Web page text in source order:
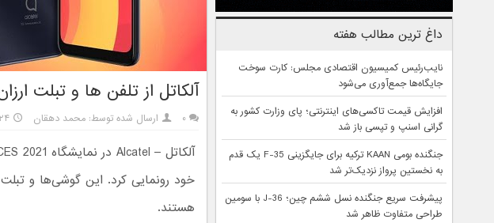
آلکاتل از تلفن‌ ها و تبلت
۰ ارسال شده توسط: محمد دهقان ۲۴ دی ۱۳۹۹ ساعت ۱۹:۲۳
خود رونمایی کرد. این گوشی‌ها و
هستند.
داغ ترین مطالب هفته
نایب‌رئیس کمیسیون اقتصادی مجلس: کارت سوخت
جایگاه‌ها جمع‌آوری می‌شود
افزایش قیمت تاکسی‌های اینترنتی؛ پای وزارت کشور به
گرانی اسنپ و تپسی باز شد
جنگنده بومی KAAN ترکیه برای جایگزینی F-35 یک قدم
به نخستین پرواز نزدیک‌تر شد
پیشرفت سریع جنگنده نسل ششم چین؛ J-36 با سومین
طراحی متفاوت ظاهر شد